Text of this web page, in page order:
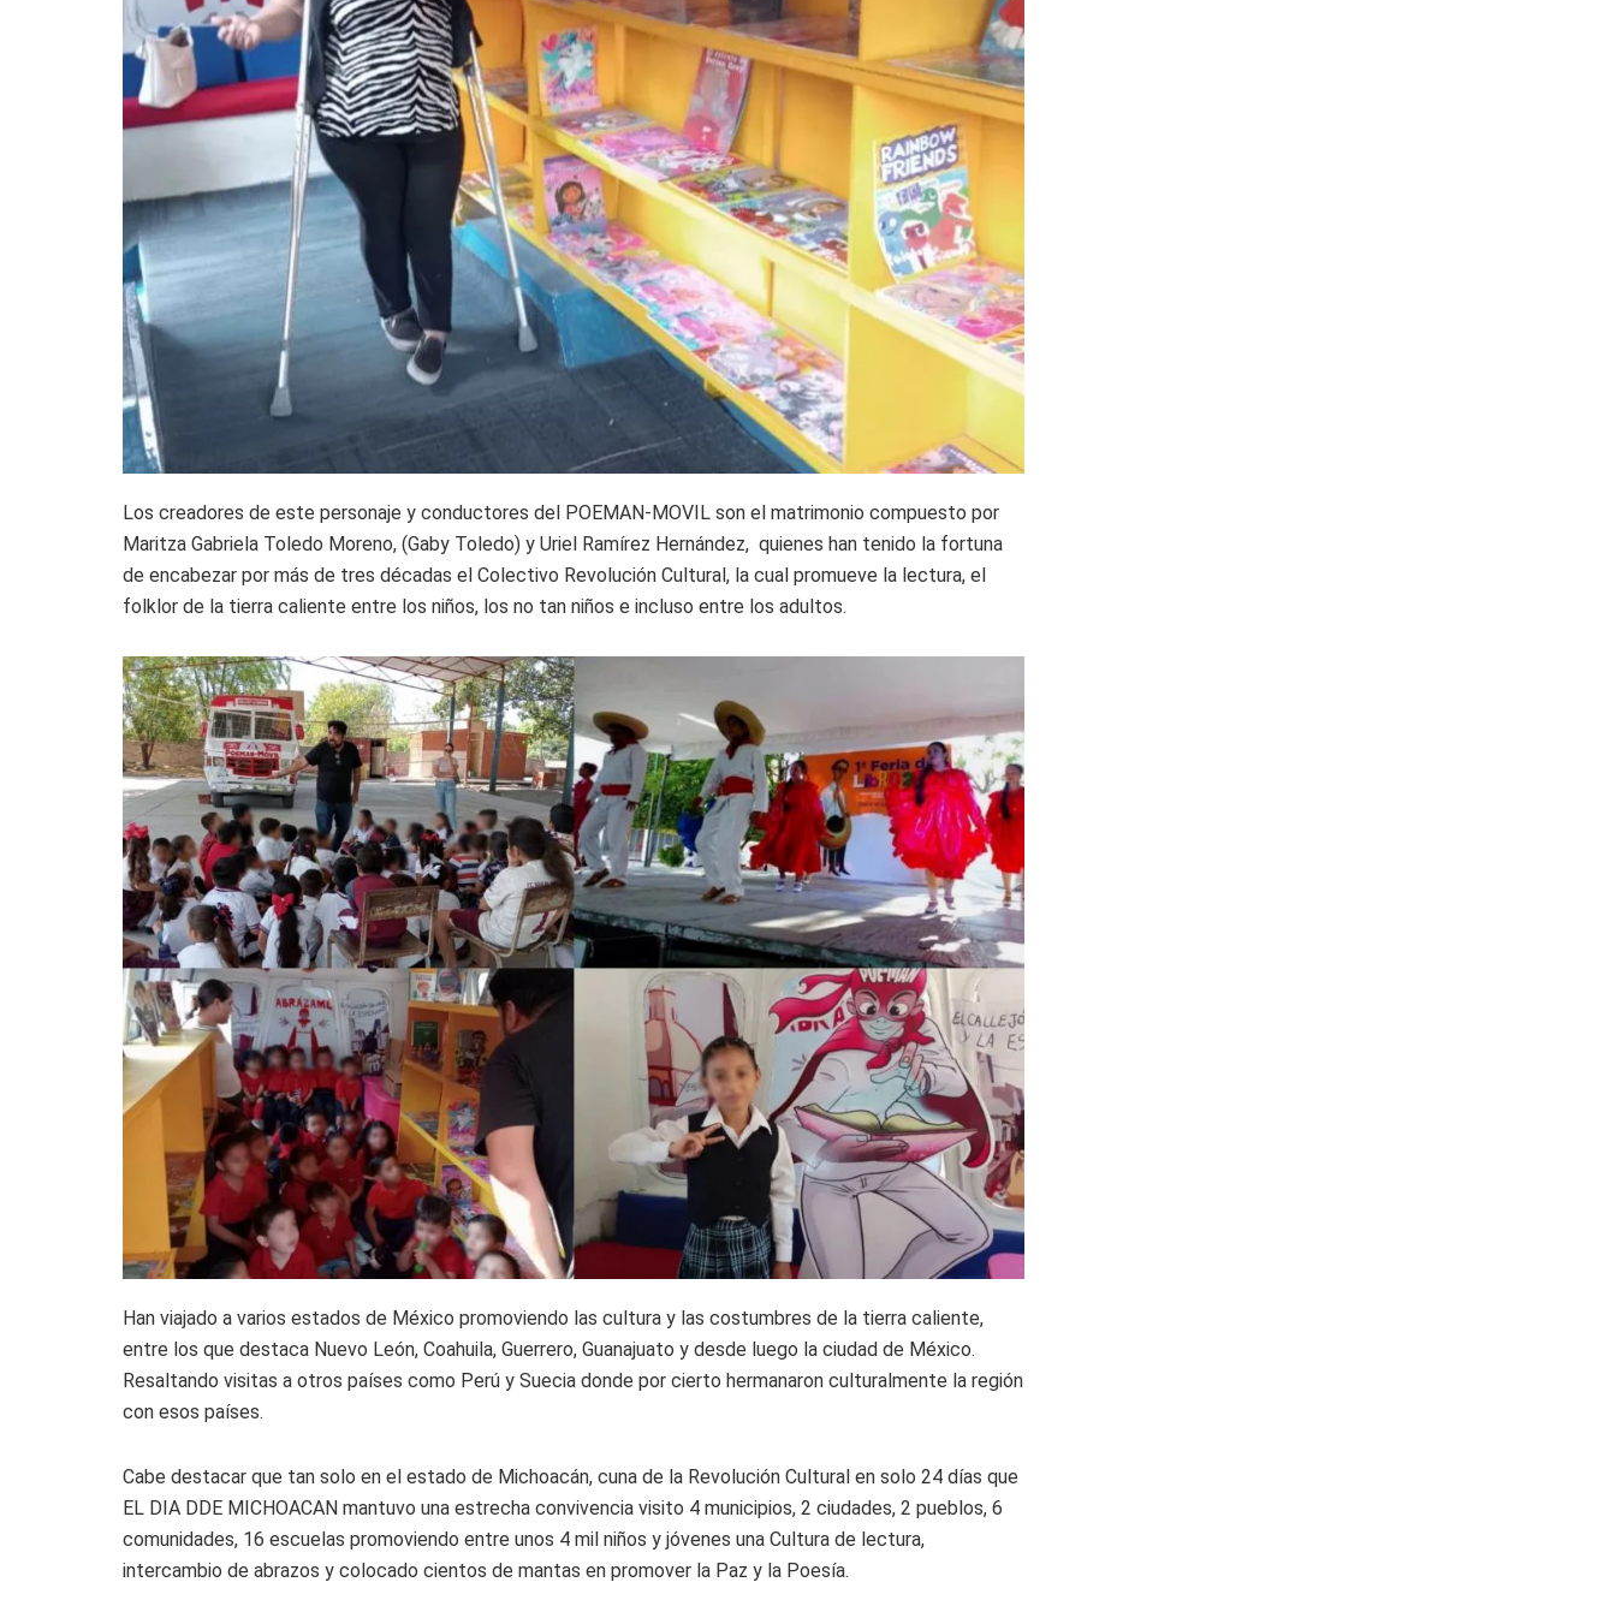
Los creadores de este personaje y conductores del POEMAN-MOVIL son el matrimonio compuesto por
Maritza Gabriela Toledo Moreno, (Gaby Toledo) y Uriel Ramírez Hernández, quienes han tenido la fortuna
de encabezar por más de tres décadas el Colectivo Revolución Cultural, la cual promueve la lectura, el
folklor de la tierra caliente entre los niños, los no tan niños e incluso entre los adultos.
Han viajado a varios estados de México promoviendo las cultura y las costumbres de la tierra caliente,
entre los que destaca Nuevo León, Coahuila, Guerrero, Guanajuato y desde luego la ciudad de México.
Resaltando visitas a otros países como Perú y Suecia donde por cierto hermanaron culturalmente la región
con esos países.
Cabe destacar que tan solo en el estado de Michoacán, cuna de la Revolución Cultural en solo 24 días que
EL DIA DDE MICHOACAN mantuvo una estrecha convivencia visito 4 municipios, 2 ciudades, 2 pueblos, 6
comunidades, 16 escuelas promoviendo entre unos 4 mil niños y jóvenes una Cultura de lectura,
intercambio de abrazos y colocado cientos de mantas en promover la Paz y la Poesía.